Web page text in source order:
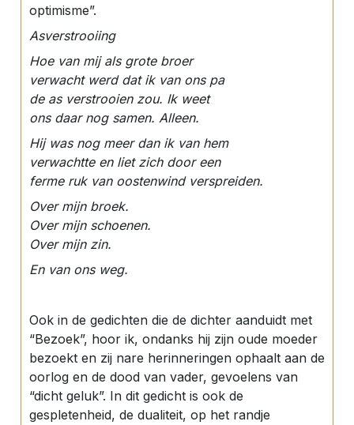
optimisme”.
Asverstrooiing
Hoe van mij als grote broer
verwacht werd dat ik van ons pa
de as verstrooien zou. Ik weet
ons daar nog samen. Alleen.
Hij was nog meer dan ik van hem
verwachtte en liet zich door een
ferme ruk van oostenwind verspreiden.
Over mijn broek.
Over mijn schoenen.
Over mijn zin.
En van ons weg.
Ook in de gedichten die de dichter aanduidt met
“Bezoek”, hoor ik, ondanks hij zijn oude moeder
bezoekt en zij nare herinneringen ophaalt aan de
oorlog en de dood van vader, gevoelens van
“dicht geluk”. In dit gedicht is ook de
gespletenheid, de dualiteit, op het randje